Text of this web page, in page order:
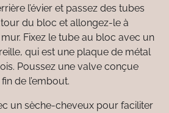
l’évier et passez des tubes
du bloc et allongez-le à
Fixez le tube au bloc avec un
qui est une plaque de métal
Poussez une valve conçue
de l’embout.
un sèche-cheveux pour faciliter